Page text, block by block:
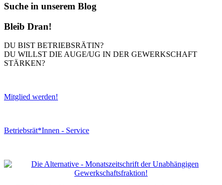
Suche in unserem Blog
Bleib Dran!
DU BIST BETRIEBSRÄTIN?
DU WILLST DIE AUGE/UG IN DER GEWERKSCHAFT
STÄRKEN?
Mitglied werden!
Betriebsrät*Innen - Service